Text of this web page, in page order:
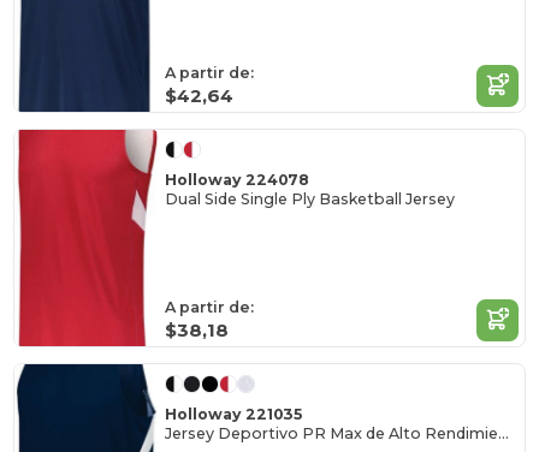
A partir de:
$42,64
Holloway 224078
Dual Side Single Ply Basketball Jersey
A partir de:
$38,18
Holloway 221035
Jersey Deportivo PR Max de Alto Rendimiento